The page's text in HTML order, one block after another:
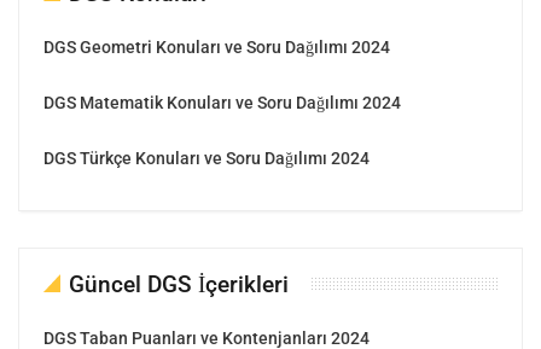
DGS Geometri Konuları ve Soru Dağılımı 2024
DGS Matematik Konuları ve Soru Dağılımı 2024
DGS Türkçe Konuları ve Soru Dağılımı 2024
Güncel DGS İçerikleri
DGS Taban Puanları ve Kontenjanları 2024